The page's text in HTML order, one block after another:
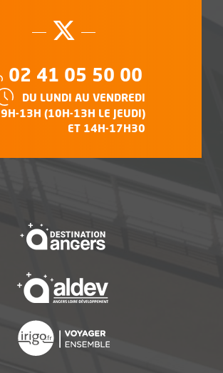
Suivez-nous
, Ouvre une
Téléphone :
02 41 05 50 00
HORAIRES :
DU LUNDI AU VENDREDI
9H-13H (10H-13H LE JEUDI)
ET 14H-17H30